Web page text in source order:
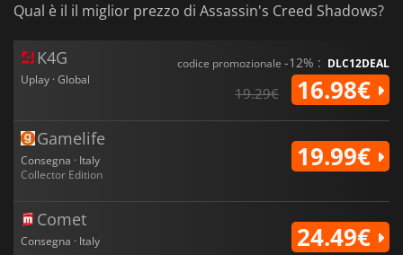
Qual è il il miglior prezzo di Assassin's Creed Shadows?
K4G
Uplay · Global
codice promozionale -12% : DLC12DEAL
19.29€ 16.98€
Gamelife
Consegna · Italy
Collector Edition
19.99€
Comet
Consegna · Italy 24.49€